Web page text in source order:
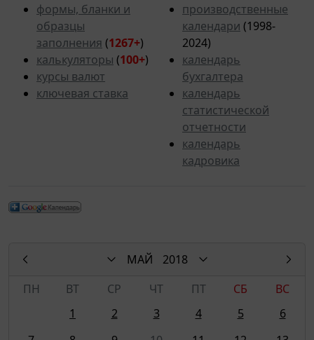
формы, бланки и
образцы
заполнения (1267+)
калькуляторы (100+)
курсы валют
ключевая ставка
производственные
календари (1998-
2024)
календарь
бухгалтера
календарь
статистической
отчетности
календарь
кадровика
МАЙ
2018
ПН
ВТ СР ЧТ ПТ СБ
ВС
1
2 3 4 5
6